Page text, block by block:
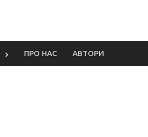
ПРО НАС АВТОРИ